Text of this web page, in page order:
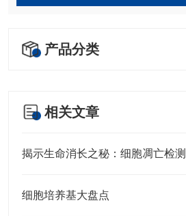
产品分类
相关文章
细胞培养基大盘点